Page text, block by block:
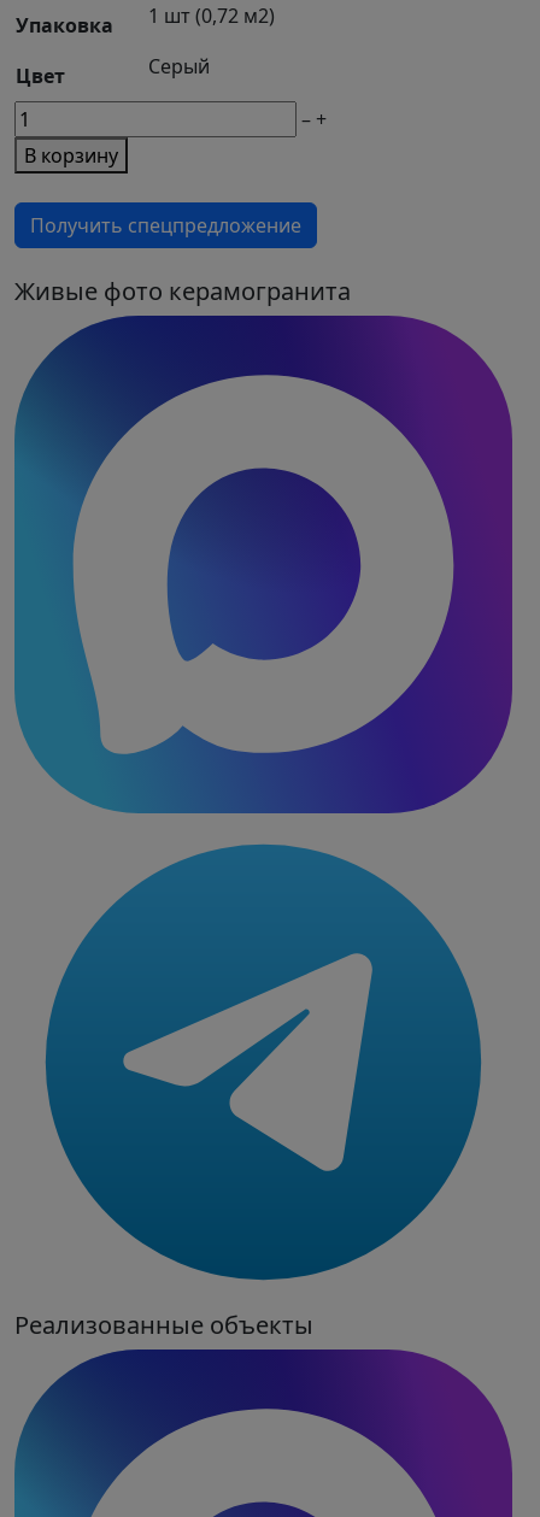
Упаковка 1 шт (0,72 м2)
Цвет
Серый
М2
товара
Керамогранит
Jupiter
Light
(20mm)
– +
В корзину
Получить спецпредложение
Живые фото керамогранита
Реализованные объекты